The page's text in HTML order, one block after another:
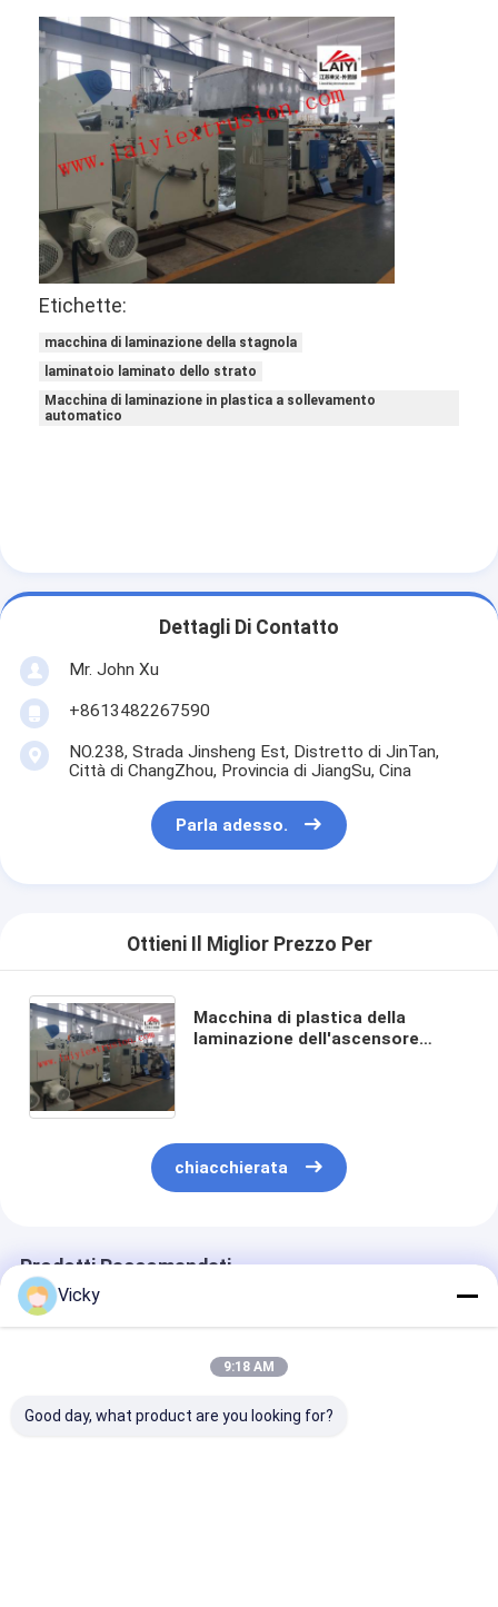
Giro della fabbrica
Controllo di qualità
Notizia
macchina di plastica della laminazione
Macchina della laminazione del rivestimento
Macchina di rivestimento dell'estrusione
macchina di rivestimento di carta
Pezzi meccanici della laminazione
Etichette:
macchina di laminazione della stagnola
laminatoio laminato dello strato
Macchina di laminazione in plastica a sollevamento
automatico
Dettagli Di Contatto
Mr. John Xu
+8613482267590
NO.238, Strada Jinsheng Est, Distretto di JinTan,
Città di ChangZhou, Provincia di JiangSu, Cina
Parla adesso.
Ottieni Il Miglior Prezzo Per
Macchina di plastica della
laminazione dell'ascensore
chiacchierata
Prodotti Raccomandati
Vicky
9:18 AM
Good day, what product are you looking for?